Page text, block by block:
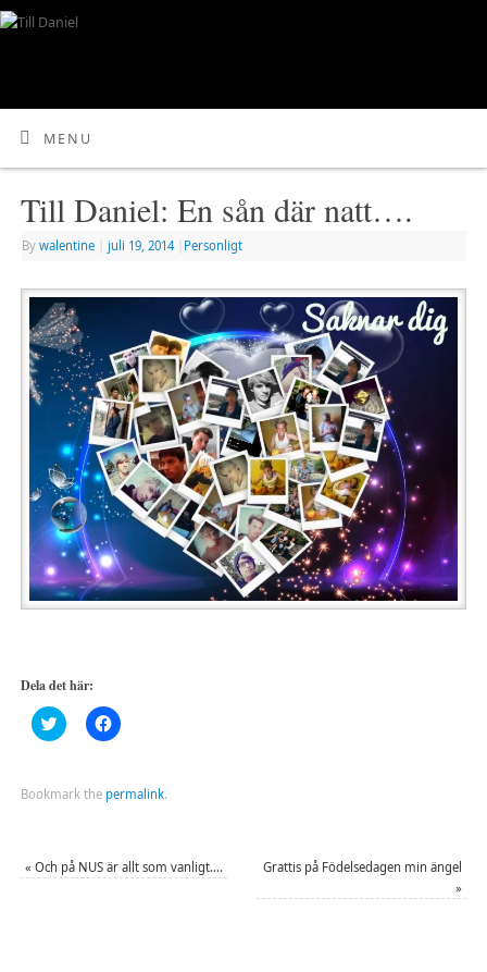
MENU
Till Daniel: En sån där natt….
By walentine juli 19, 2014 Personligt
Dela det här:
Klicka
för
Twitter
(Öppnas
fönster)
Klicka
för
Facebook
(Öppnas
fönster)
Bookmark the permalink.
« Och på NUS är allt som vanligt….
Grattis på Födelsedagen min ängel
»